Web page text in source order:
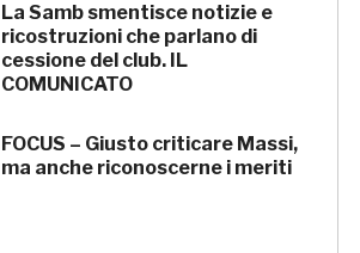
La Samb smentisce notizie e
ricostruzioni che parlano di
cessione del club. IL
COMUNICATO
FOCUS – Giusto criticare Massi,
ma anche riconoscerne i meriti